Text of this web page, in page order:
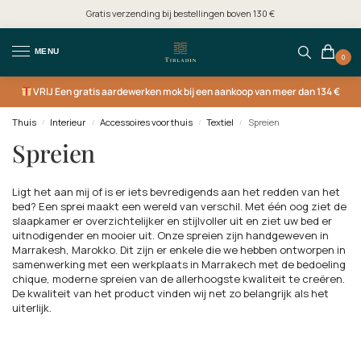
Gratis verzending bij bestellingen boven 130 €
MENU
0
VRIJEen gratis aardewerken mok bij een aankoop van meer dan 134 €
Thuis / Interieur / Accessoires voor thuis / Textiel / Spreien
Spreien
Ligt het aan mij of is er iets bevredigends aan het redden van het
bed? Een sprei maakt een wereld van verschil. Met één oog ziet de
slaapkamer er overzichtelijker en stijlvoller uit en ziet uw bed er
uitnodigender en mooier uit. Onze spreien zijn handgeweven in
Marrakesh, Marokko. Dit zijn er enkele die we hebben ontworpen in
samenwerking met een werkplaats in Marrakech met de bedoeling
chique, moderne spreien van de allerhoogste kwaliteit te creëren.
De kwaliteit van het product vinden wij net zo belangrijk als het
uiterlijk.